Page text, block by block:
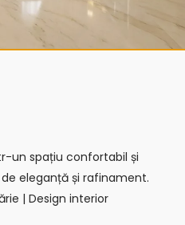
un spațiu confortabil și
eleganță și rafinament.
| Design interior